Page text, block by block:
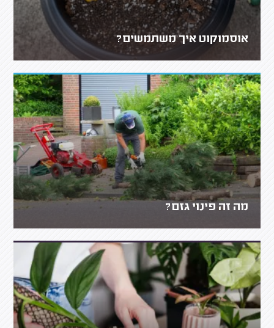
אוסמוקוט איך משתמשים?
מה זה פינוי גזם?